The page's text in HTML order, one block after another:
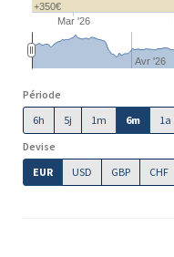
Mar '26
Avr '26
+350€
Période
6h
5j 1m 6m 1a
Devise
EUR
USD GBP CHF